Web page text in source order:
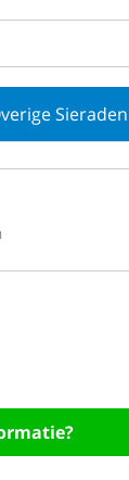
Sieraden